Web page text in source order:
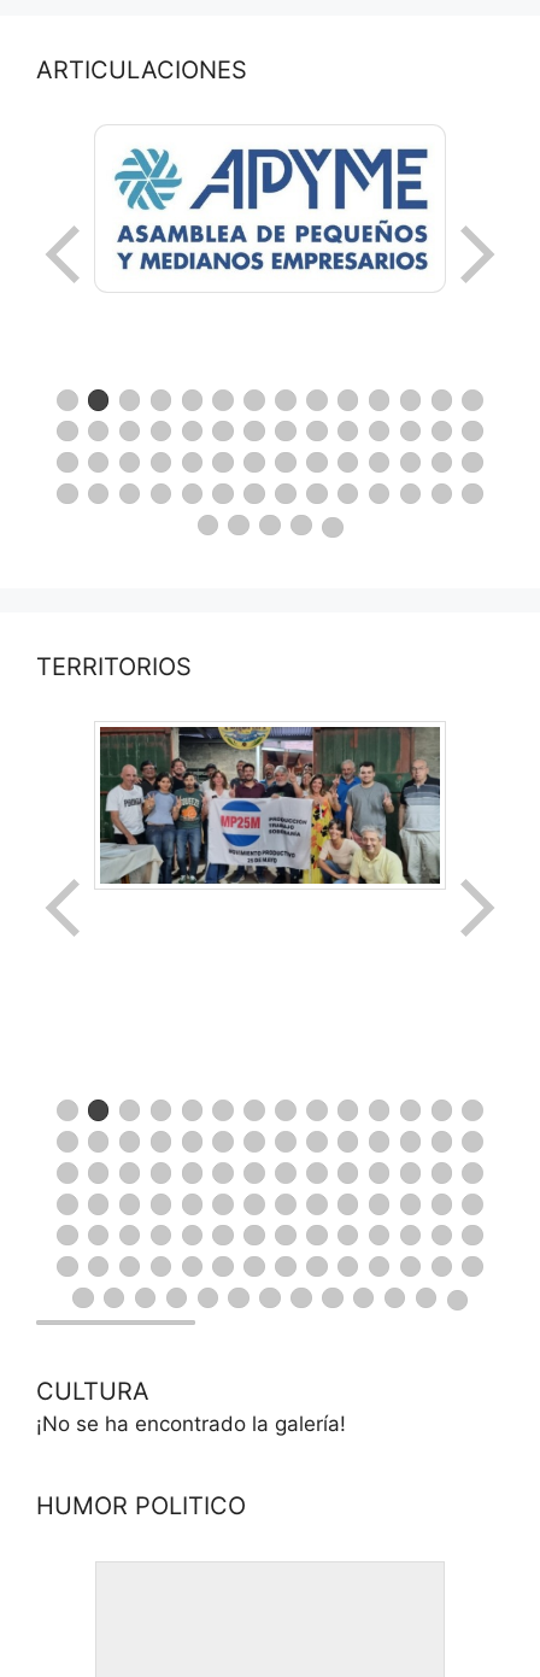
ARTICULACIONES
TERRITORIOS
CULTURA
¡No se ha encontrado la galería!
HUMOR POLITICO